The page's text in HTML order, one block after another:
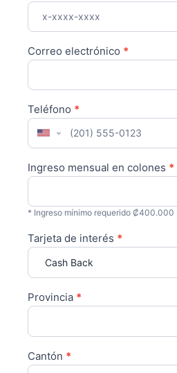
Correo electrónico *
Teléfono *
United States +1
Ingreso mensual en colones *
* Ingreso mínimo requerido ₡400.000
Tarjeta de interés *
Provincia *
Cantón *